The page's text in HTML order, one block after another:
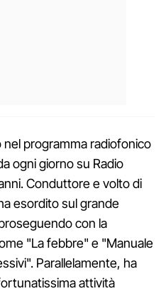
programma radiofonico
ogni giorno su Radio
Conduttore e volto di
esordito sul grande
con la
"La febbre" e "Manuale
Parallelamente, ha
attività